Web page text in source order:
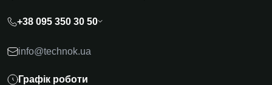
+38 095 350 30 50
info@technok.ua
Графік роботи